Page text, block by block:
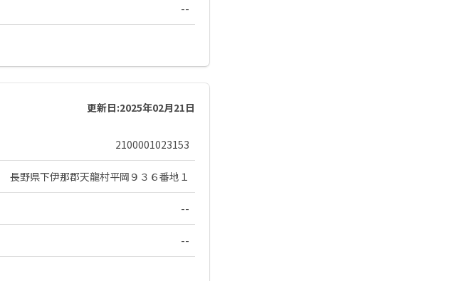
--
更新日:2025年02月21日
2100001023153
長野県下伊那郡天龍村平岡９３６番地１
--
--